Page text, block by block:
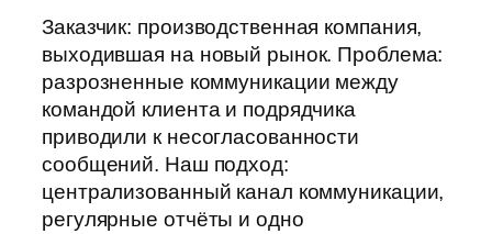
Заказчик: производственная компания,
выходившая на новый рынок. Проблема:
разрозненные коммуникации между
командой клиента и подрядчика
приводили к несогласованности
сообщений. Наш подход:
централизованный канал коммуникации,
регулярные отчёты и одно